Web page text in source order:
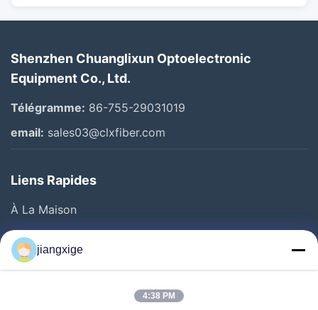
Shenzhen Chuanglixun Optoelectronic
Equipment Co., Ltd.
Télégramme: 86-755-29031019
email: sales03@clxfiber.com
Liens Rapides
À La Maison
Produits
À Propos De Nous
jiangxige
4:38 PM